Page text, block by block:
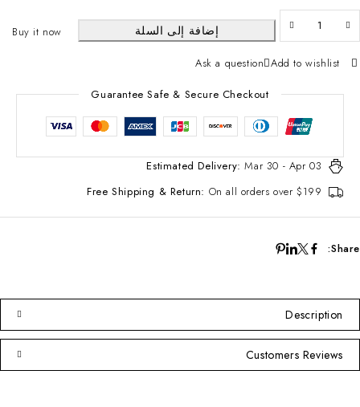
إضافة إلى السلة Buy it now
Add to wishlist
Ask a question
Guarantee Safe & Secure Checkout
Estimated Delivery: Mar 30 - Apr 03
Free Shipping & Return: On all orders over $199
Share:
Description
Customers Reviews